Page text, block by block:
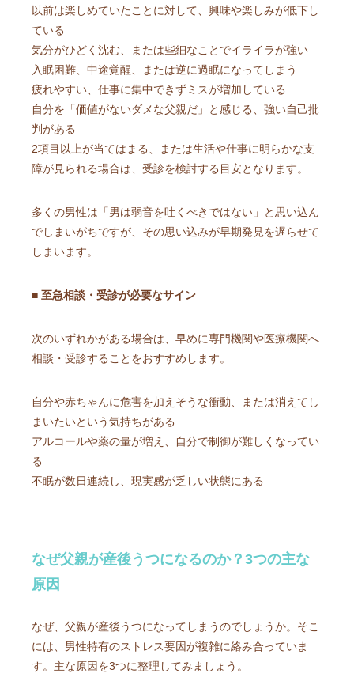
以前は楽しめていたことに対して、興味や楽しみが低下し
ている
気分がひどく沈む、または些細なことでイライラが強い
入眠困難、中途覚醒、または逆に過眠になってしまう
疲れやすい、仕事に集中できずミスが増加している
自分を「価値がないダメな父親だ」と感じる、強い自己批
判がある
2項目以上が当てはまる、または生活や仕事に明らかな支
障が見られる場合は、受診を検討する目安となります。
多くの男性は「男は弱音を吐くべきではない」と思い込ん
でしまいがちですが、その思い込みが早期発見を遅らせて
しまいます。
■ 至急相談・受診が必要なサイン
次のいずれかがある場合は、早めに専門機関や医療機関へ
相談・受診することをおすすめします。
自分や赤ちゃんに危害を加えそうな衝動、または消えてし
まいたいという気持ちがある
アルコールや薬の量が増え、自分で制御が難しくなってい
る
不眠が数日連続し、現実感が乏しい状態にある
なぜ父親が産後うつになるのか？3つの主な
原因
なぜ、父親が産後うつになってしまうのでしょうか。そこ
には、男性特有のストレス要因が複雑に絡み合っていま
す。主な原因を3つに整理してみましょう。